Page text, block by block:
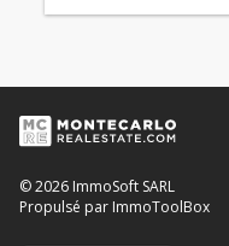
© 2026 ImmoSoft SARL
Propulsé par ImmoToolBox